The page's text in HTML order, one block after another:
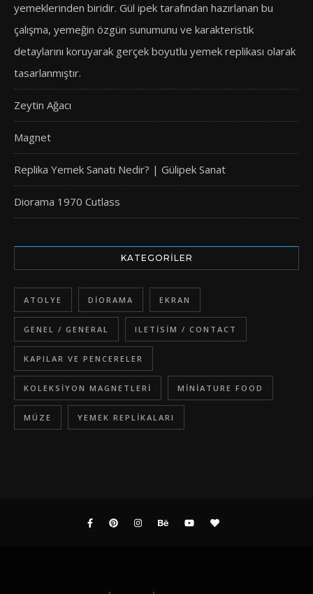
yemeklerinden biridir. Gül ipek tarafından hazırlanan bu
çalışma, yemeğin özgün sunumunu ve karakteristik
detaylarını koruyarak gerçek boyutlu yemek replikası olarak
tasarlanmıştır.
Zeytin Ağacı
Magnet
Replika Yemek Sanatı Nedir? | Gülipek Sanat
Diorama 1970 Cutlass
KATEGORILER
ATOLYE DIORAMA EKRAN
GENEL / GENERAL ILETISIM / CONTACT
KAPILAR VE PENCERELER
KOLEKSIYON MAGNETLERI MINIATURE FOOD
MÜZE YEMEK REPLIKALARI